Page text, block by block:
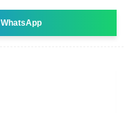
WhatsApp